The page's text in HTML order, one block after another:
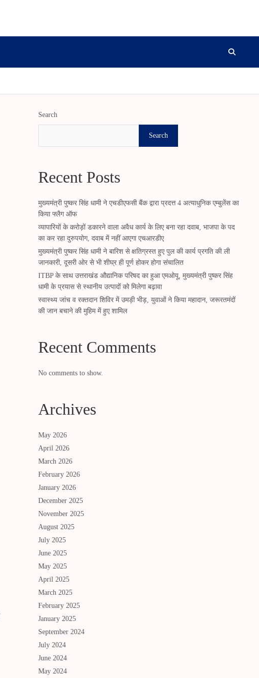
Search
Search
Recent Posts
मुख्यमंत्री पुष्कर सिंह धामी ने एचडीएफसी बैंक द्वारा प्रदत्त 4 अत्याधुनिक एम्बुलेंस का
किया फ्लैग ऑफ
व्यापारियों के करोड़ों डकारने वाला अवैध कार्य के लिए बना रहा दवाब, भाजपा के पद
का कर रहा दुरुपयोग, दवाब में नहीं आएगा एचआरडीए
मुख्यमंत्री पुष्कर सिंह धामी ने बारिश से क्षतिग्रस्त हुए पुल की कार्य प्रगति की ली
जानकारी, दूसरी ओर से भी शीघ्र ही पूर्ण होकर होगा संचालित
ITBP के साथ उत्तराखंड औद्यानिक परिषद का हुआ एमओयू, मुख्यमंत्री पुष्कर सिंह
धामी के प्रयास से स्थानीय उत्पादों को मिलेगा बढ़ावा
स्वास्थ्य जांच व रक्तदान शिविर में उमड़ी भीड़, युवाओं ने किया महादान, जरूरतमंदों
की जान बचाने की मुहिम में हुए शामिल
Recent Comments
No comments to show.
Archives
May 2026
April 2026
March 2026
February 2026
January 2026
December 2025
November 2025
August 2025
July 2025
June 2025
May 2025
April 2025
March 2025
February 2025
January 2025
September 2024
July 2024
June 2024
May 2024